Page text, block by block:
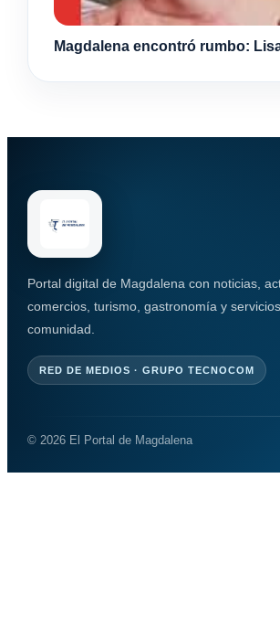
Magdalena encontró rumbo:
Portal digital de Magdalena con noticias,
comercios, turismo, gastronomía y
comunidad.
RED DE MEDIOS · GRUPO TECNOCOM
© 2026 El Portal de Magdalena